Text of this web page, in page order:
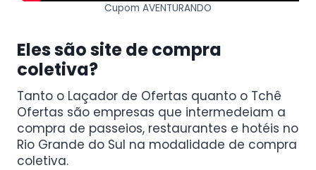
Cupom AVENTURANDO
Eles são site de compra
coletiva?
Tanto o Laçador de Ofertas quanto o Tchê
Ofertas são empresas que intermedeiam a
compra de passeios, restaurantes e hotéis no
Rio Grande do Sul na modalidade de compra
coletiva.